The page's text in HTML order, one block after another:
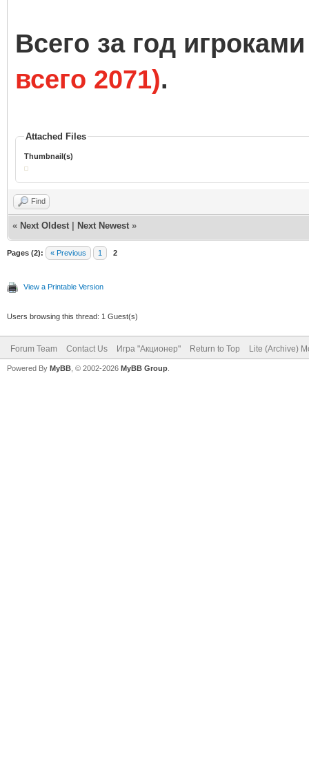
Всего за год
всего 2071).
Attached Files
Thumbnail(s)
Find
« Next Oldest Next Newest »
Pages (2): « Previous 1 2
View a Printable Version
Users browsing this thread: 1 Guest(s)
Forum Team Contact Us Игра "Акционер" Return to Top Lite (Archive)
Powered By MyBB , © 2002-2026 MyBB Group